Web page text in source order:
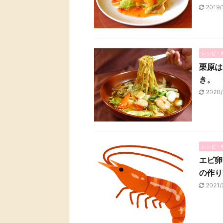
2019/
レシピ・
栗原
き。
レシピ・
エビ
の作り
2021/